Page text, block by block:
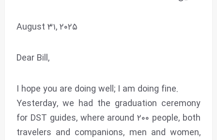
August ۳۱, ۲۰۲۵
Dear Bill,
I hope you are doing well; I am doing fine.
Yesterday, we had the graduation ceremony
for DST guides, where around ۲۰۰ people, both
travelers and companions, men and women,